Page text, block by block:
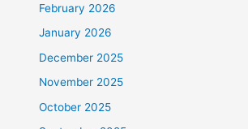
February 2026
January 2026
December 2025
November 2025
October 2025